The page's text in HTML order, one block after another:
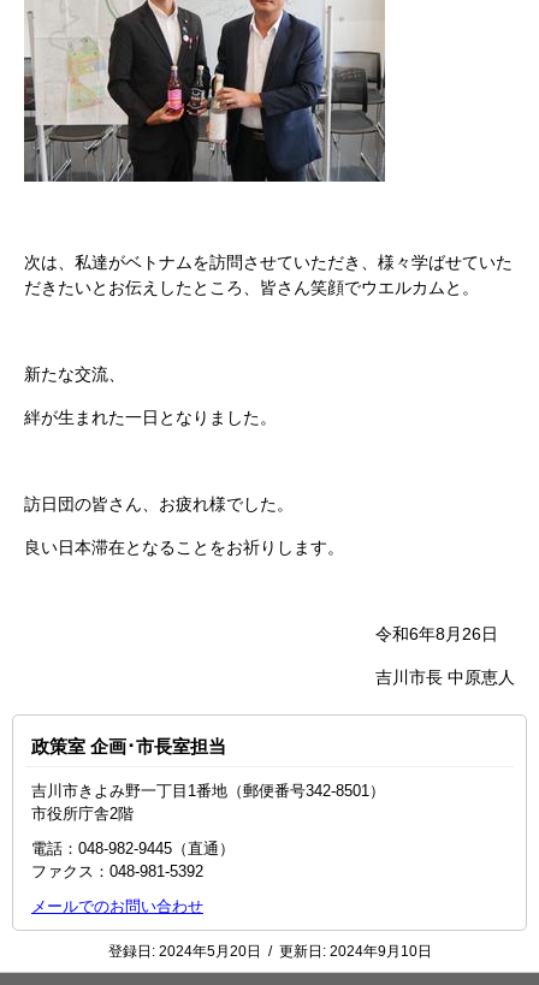
次は、私達がベトナムを訪問させていただき、様々学ばせていた
だきたいとお伝えしたところ、皆さん笑顔でウエルカムと。
新たな交流、
絆が生まれた一日となりました。
訪日団の皆さん、お疲れ様でした。
良い日本滞在となることをお祈りします。
令和6年8月26日
吉川市長 中原恵人
政策室 企画･市長室担当
吉川市きよみ野一丁目1番地（郵便番号342-8501）
市役所庁舎2階
電話：048‐982‐9445（直通）
ファクス：048-981-5392
メールでのお問い合わせ
登録日: 2024年5月20日 / 更新日: 2024年9月10日